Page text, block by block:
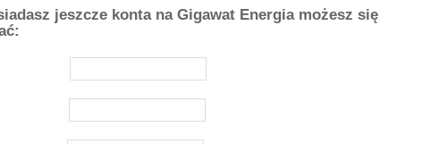
jeszcze konta na Gigawat Energia możesz się